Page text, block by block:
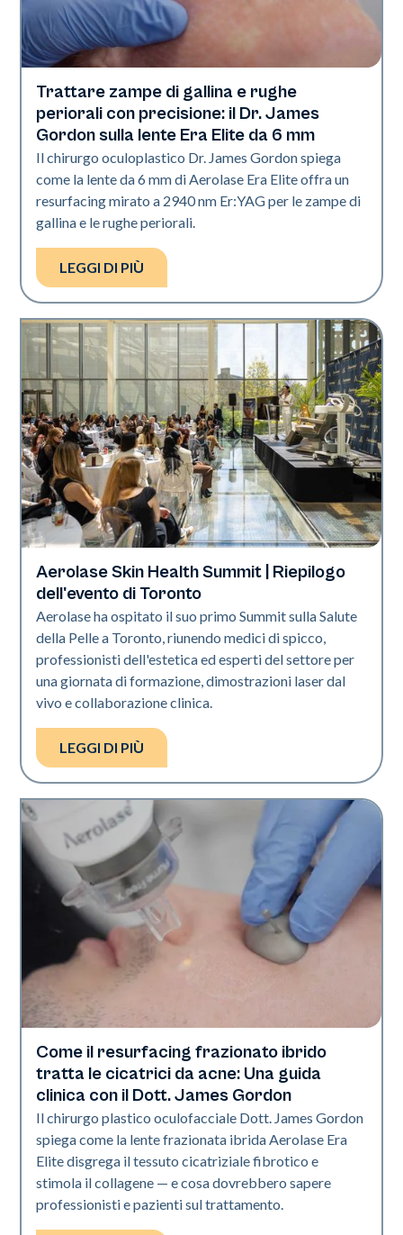
Tecnologia Aerolase
Trattare zampe di gallina e rughe
periorali con precisione: il Dr. James
Gordon sulla lente Era Elite da 6 mm
Il chirurgo oculoplastico Dr. James Gordon spiega
come la lente da 6 mm di Aerolase Era Elite offra un
resurfacing mirato a 2940 nm Er:YAG per le zampe di
gallina e le rughe periorali.
LEGGI DI PIÙ
Tecnologia Aerolase
Aerolase Skin Health Summit | Riepilogo
dell'evento di Toronto
Aerolase ha ospitato il suo primo Summit sulla Salute
della Pelle a Toronto, riunendo medici di spicco,
professionisti dell'estetica ed esperti del settore per
una giornata di formazione, dimostrazioni laser dal
vivo e collaborazione clinica.
LEGGI DI PIÙ
Tecnologia Aerolase
Come il resurfacing frazionato ibrido
tratta le cicatrici da acne: Una guida
clinica con il Dott. James Gordon
Il chirurgo plastico oculofacciale Dott. James Gordon
spiega come la lente frazionata ibrida Aerolase Era
Elite disgrega il tessuto cicatriziale fibrotico e
stimola il collagene — e cosa dovrebbero sapere
professionisti e pazienti sul trattamento.